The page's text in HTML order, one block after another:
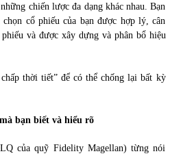
chiến lược đa dạng khác nhau. Bạn
cổ phiếu của bạn được hợp lý, cân
và được xây dựng và phân bổ hiệu
thời tiết” để có thể chống lại bất kỳ
bạn biết và hiểu rõ
của quỹ Fidelity Magellan) từng nói